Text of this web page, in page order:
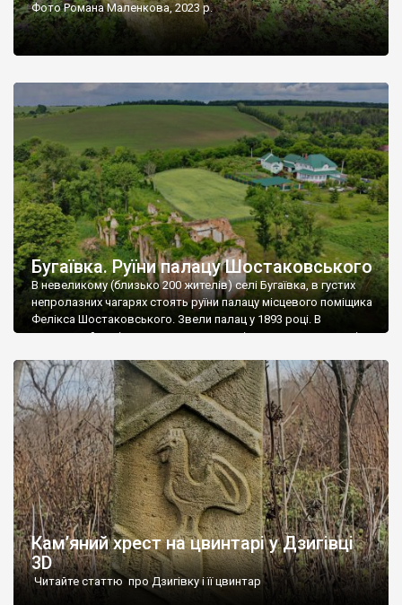
Фото Романа Маленкова, 2023 р.
Бугаївка. Руїни палацу Шостаковського
В невеликому (близько 200 жителів) селі Бугаївка, в густих
непролазних чагарях стоять руїни палацу місцевого поміщика
Фелікса Шостаковського. Звели палац у 1893 році. В
радянський період у ньому спочатку містилася школа, потім
століття тут розмістили туберкульозну лікарню. Коли із
палацу виїхала лікарня – ми точно не […]
Кам’яний хрест на цвинтарі у Дзигівці
3D
Читайте статтю про Дзигівку і її цвинтар